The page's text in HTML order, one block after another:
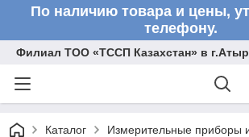
По наличию товара и цены,
телефону.
Филиал ТОО «ТССП Казахстан» в
Каталог Измерительные приборы